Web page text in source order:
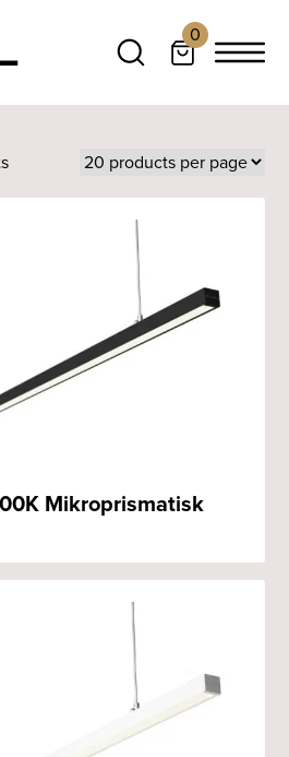
0
Mikroprismatisk